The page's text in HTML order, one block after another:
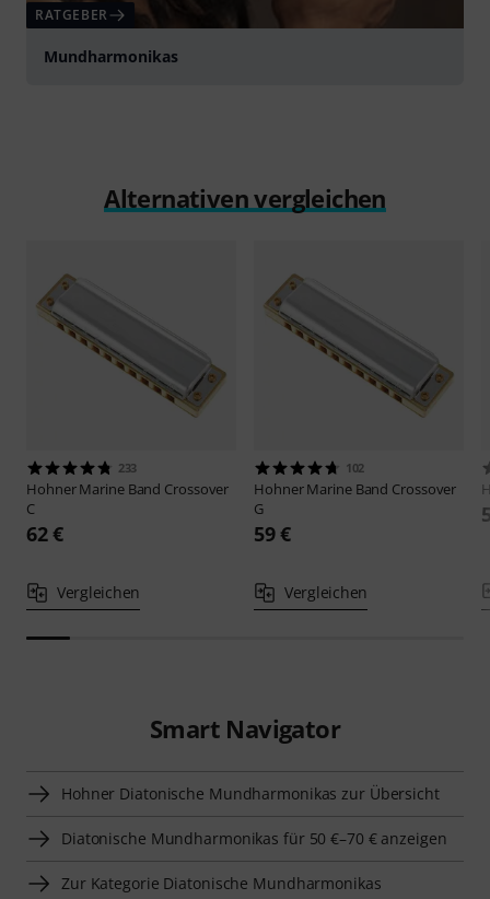
RATGEBER
Mundharmonikas
Alternativen vergleichen
233
HohnerMarine Band Crossover
C
62 €
Vergleichen
102
HohnerMarine Band Crossover
G
59 €
Vergleichen
Smart Navigator
Hohner Diatonische Mundharmonikas zur Übersicht
Diatonische Mundharmonikas für 50 €–70 € anzeigen
Zur Kategorie Diatonische Mundharmonikas